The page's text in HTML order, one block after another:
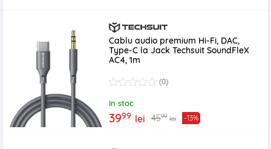
Cablu audio premium Hi-Fi, DAC,
Type-C la Jack Techsuit SoundFleX
AC4, 1m
(0)
In stoc
3999 lei 4599 lei -13%